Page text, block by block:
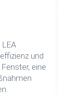
und
eine